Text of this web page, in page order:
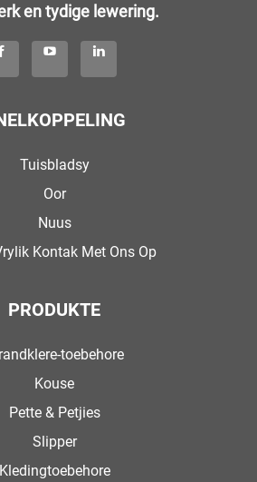
en tydige lewering.
Tuisbladsy
Oor
Nuus
Kontak Met Ons Op
PRODUKTE
toebehore
Kouse
Pette & Petjies
Slipper
Kledingtoebehore